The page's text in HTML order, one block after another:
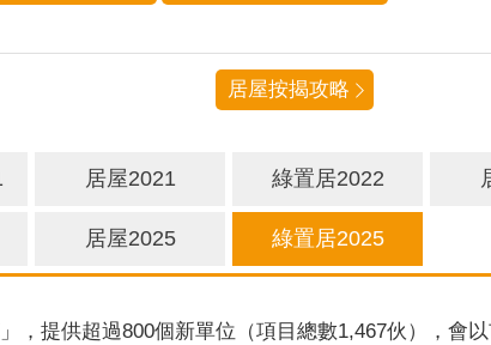
居屋按揭攻略
居屋2021 綠置居2022
居屋2025 綠置居2025
提供超過800個新單位（項目總數1,467伙），會